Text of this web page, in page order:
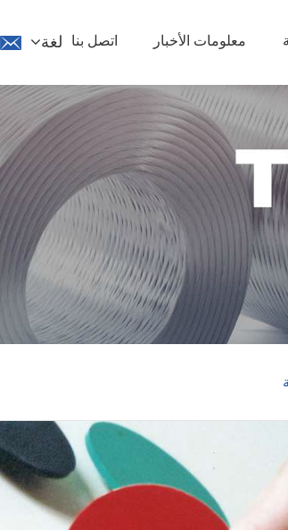
معلومات الأخبار اتصل بنا لغة